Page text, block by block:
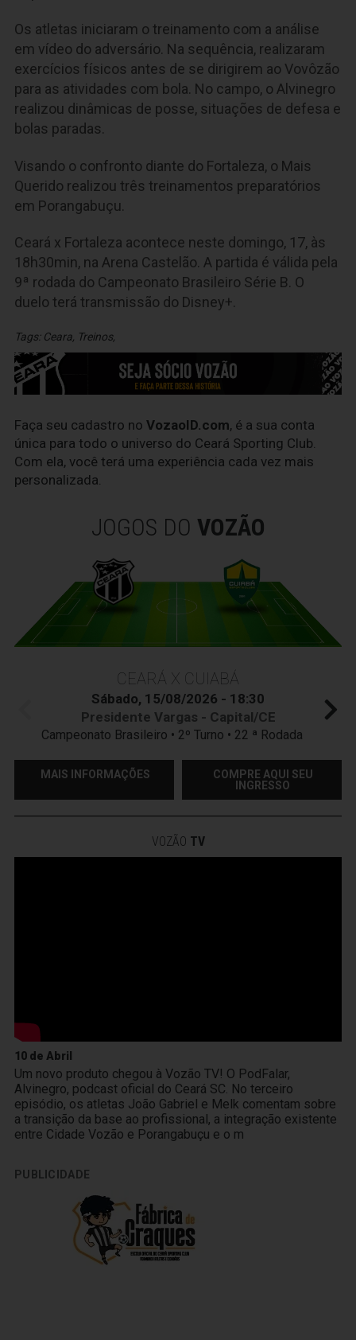
Os atletas iniciaram o treinamento com a análise
em vídeo do adversário. Na sequência, realizaram
exercícios físicos antes de se dirigirem ao Vovôzão
para as atividades com bola. No campo, o Alvinegro
realizou dinâmicas de posse, situações de defesa e
bolas paradas.
Visando o confronto diante do Fortaleza, o Mais
Querido realizou três treinamentos preparatórios
em Porangabuçu.
Ceará x Fortaleza acontece neste domingo, 17, às
18h30min, na Arena Castelão. A partida é válida pela
9ª rodada do Campeonato Brasileiro Série B. O
duelo terá transmissão do Disney+.
Tags: Ceara Treinos,
Faça seu cadastro no VozaoID.com, é a sua conta
única para todo o universo do Ceará Sporting Club.
Com ela, você terá uma experiência cada vez mais
personalizada.
JOGOS DO VOZÃO
CEARÁ X CUIABÁ
Sábado, 15/08/2026 - 18:30
Presidente Vargas - Capital/CE
Campeonato Brasileiro • 2º Turno • 22 ª Rodada
MAIS INFORMAÇÕES
COMPRE AQUI SEU
INGRESSO
VOZÃO TV
10 de Abril
Um novo produto chegou à Vozão TV! O PodFalar,
Alvinegro, podcast oficial do Ceará SC. No terceiro
episódio, os atletas João Gabriel e Melk comentam sobre
a transição da base ao profissional, a integração existente
entre Cidade Vozão e Porangabuçu e o m
PUBLICIDADE